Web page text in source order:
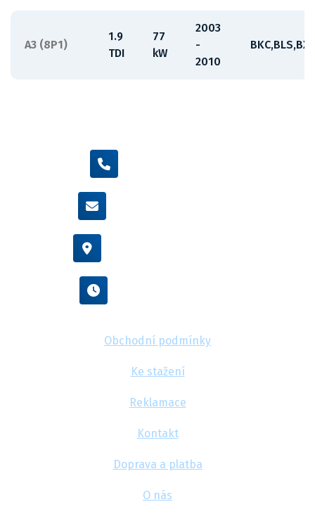
A3 (8P1)
1.9
TDI
77
kW
2003
-
2010
BKC,BLS,BXE
Obchodní podmínky
Ke stažení
Reklamace
Kontakt
Doprava a platba
O nás